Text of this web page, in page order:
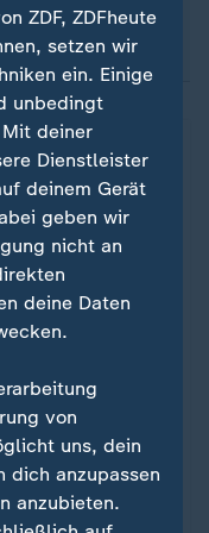
ZDF, ZDFheute
setzen wir
ein. Einige
unbedingt
deiner
Dienstleister
deinem Gerät
geben wir
nicht an
deine Daten
von
uns, dein
dich anzupassen
anzubieten.